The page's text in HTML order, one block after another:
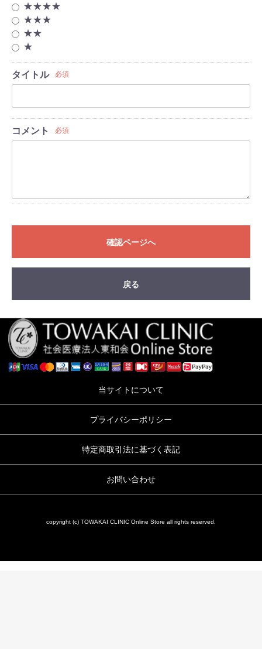
★★★★
★★★
★★
★
タイトル 必須
コメント 必須
確認ページへ
戻る
当サイトについて
プライバシーポリシー
特定商取引法に基づく表記
お問い合わせ
copyright (c) TOWAKAI CLINIC Online Store all rights reserved.